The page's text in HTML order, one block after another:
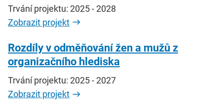
Trvání projektu: 2025 - 2028
Zobrazit projekt
Rozdíly v odměňování žen a mužů z
organizačního hlediska
Trvání projektu: 2025 - 2027
Zobrazit projekt